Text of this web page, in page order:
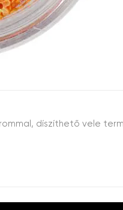
díszíthető vele